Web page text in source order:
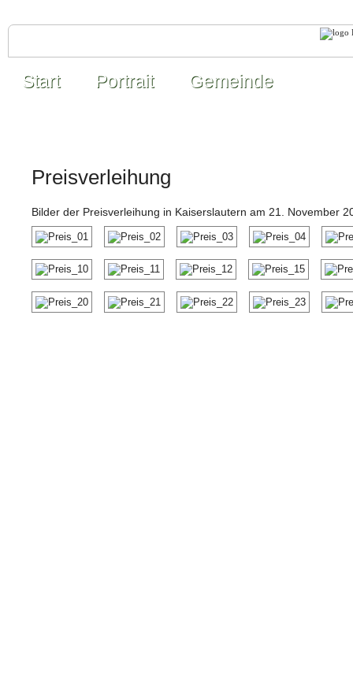
Start Portrait Gemeinde
Preisverleihung
Bilder der Preisverleihung in Kaiserslautern am 21. November